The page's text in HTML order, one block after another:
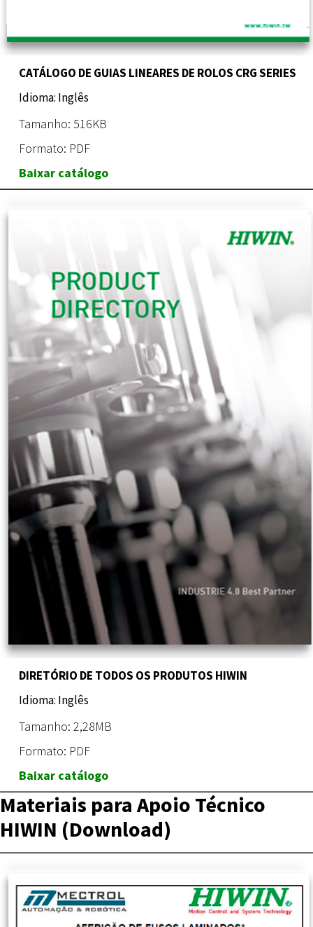
CATÁLOGO DE GUIAS LINEARES DE ROLOS CRG SERIES
Idioma: Inglês
Tamanho: 516KB
Formato: PDF
Baixar catálogo
DIRETÓRIO DE TODOS OS PRODUTOS HIWIN
Idioma: Inglês
Tamanho: 2,28MB
Formato: PDF
Baixar catálogo
Materiais para Apoio Técnico
HIWIN (Download)